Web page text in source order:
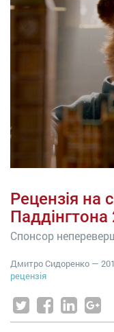
Рецензія на
Паддінгтона
Спонсор
Дмитро Сидоренко —
рецензія